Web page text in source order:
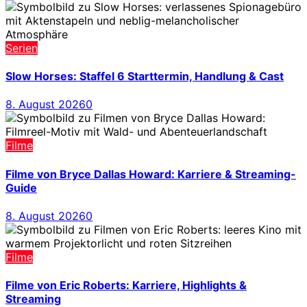
Serien
Slow Horses: Staffel 6 Starttermin, Handlung & Cast
8. August 20260
Filme
Filme von Bryce Dallas Howard: Karriere & Streaming-
Guide
8. August 20260
Filme
Filme von Eric Roberts: Karriere, Highlights &
Streaming